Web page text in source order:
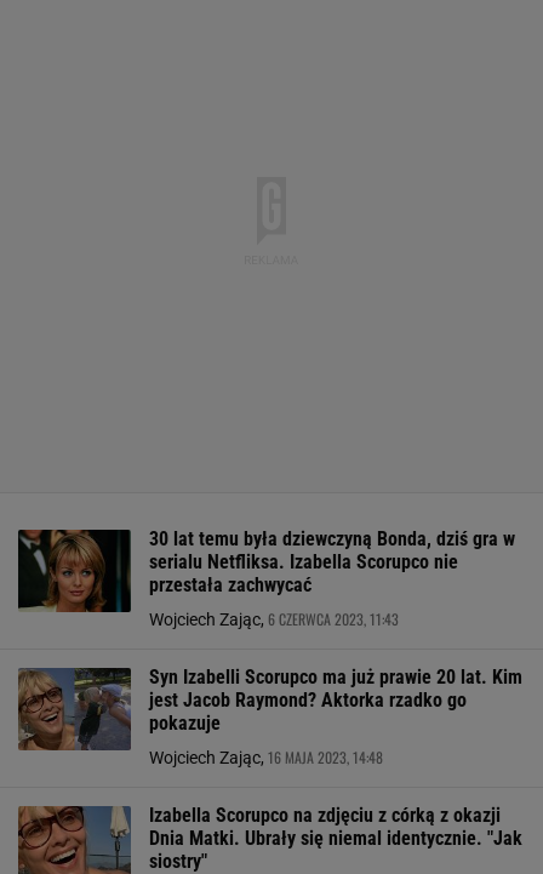
30 lat temu była dziewczyną Bonda, dziś gra w
serialu Netfliksa. Izabella Scorupco nie
przestała zachwycać
Wojciech Zając, 6 CZERWCA 2023, 11:43
Syn Izabelli Scorupco ma już prawie 20 lat. Kim
jest Jacob Raymond? Aktorka rzadko go
pokazuje
Wojciech Zając, 16 MAJA 2023, 14:48
Izabella Scorupco na zdjęciu z córką z okazji
Dnia Matki. Ubrały się niemal identycznie. "Jak
siostry"